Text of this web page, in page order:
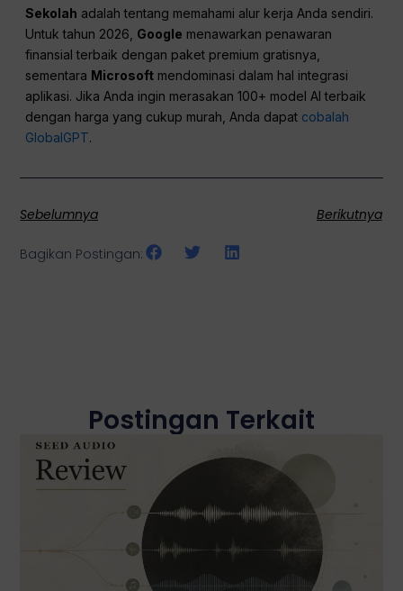
Sekolah adalah tentang memahami alur kerja Anda sendiri.
Untuk tahun 2026, Google menawarkan penawaran
finansial terbaik dengan paket premium gratisnya,
sementara Microsoft mendominasi dalam hal integrasi
aplikasi. Jika Anda ingin merasakan 100+ model AI terbaik
dengan harga yang cukup murah, Anda dapat cobalah
GlobalGPT.
Sebelumnya Berikutnya
Bagikan Postingan:
Postingan Terkait